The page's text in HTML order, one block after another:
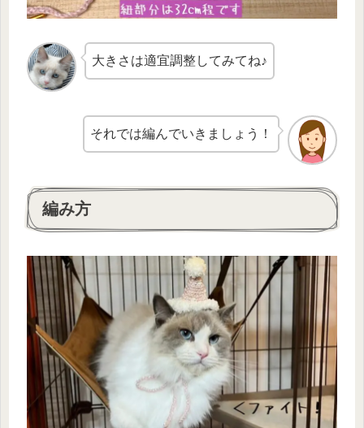
大きさは適宜調整してみてね♪
それでは編んでいきましょう！
編み方